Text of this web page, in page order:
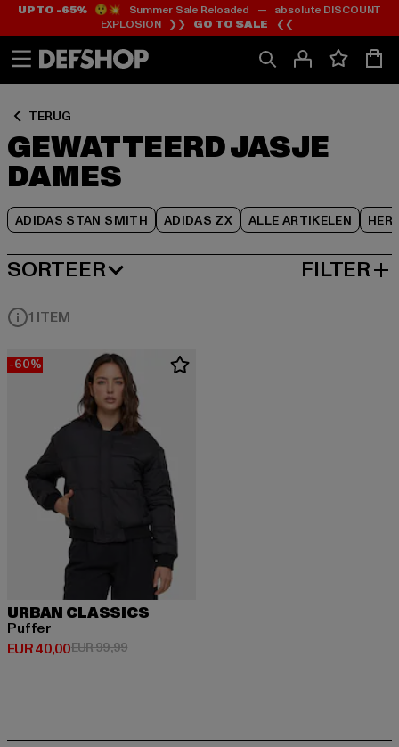
Ga
naar
Ga
naar
UP TO -65%😲💥 Summer Sale Reloaded — absolute DISCOUNT
EXPLOSION ❯❯ GO TO SALE ❮❮
TERUG
GEWATTEERD JASJE
DAMES
ADIDAS STAN SMITH ADIDAS ZX ALLE ARTIKELEN
Ga
naar
Rooster
SORTEER
MEEST POPULAIRE FILTER
1 ITEM
-60%
URBAN CLASSICS
Puffer
EUR 40,00
Huidige prijs: EUR 40,00
EUR 99,99Actieprijs: EUR 99,99